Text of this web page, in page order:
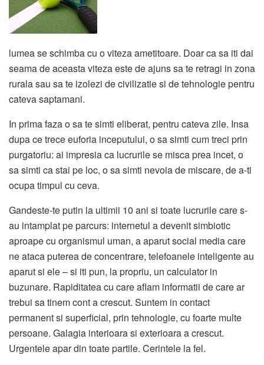
lumea se schimba cu o viteza ametitoare. Doar ca sa iti dai
seama de aceasta viteza este de ajuns sa te retragi in zona
rurala sau sa te izolezi de civilizatie si de tehnologie pentru
cateva saptamani.
In prima faza o sa te simti eliberat, pentru cateva zile. Insa
dupa ce trece euforia inceputului, o sa simti cum treci prin
purgatoriu: ai impresia ca lucrurile se misca prea incet, o
sa simti ca stai pe loc, o sa simti nevoia de miscare, de a-ti
ocupa timpul cu ceva.
Gandeste-te putin la ultimii 10 ani si toate lucrurile care s-
au intamplat pe parcurs: internetul a devenit simbiotic
aproape cu organismul uman, a aparut social media care
ne ataca puterea de concentrare, telefoanele inteligente au
aparut si ele – si iti pun, la propriu, un calculator in
buzunare. Rapiditatea cu care aflam informatii de care ar
trebui sa tinem cont a crescut. Suntem in contact
permanent si superficial, prin tehnologie, cu foarte multe
persoane. Galagia interioara si exterioara a crescut.
Urgentele apar din toate partile. Cerintele la fel.